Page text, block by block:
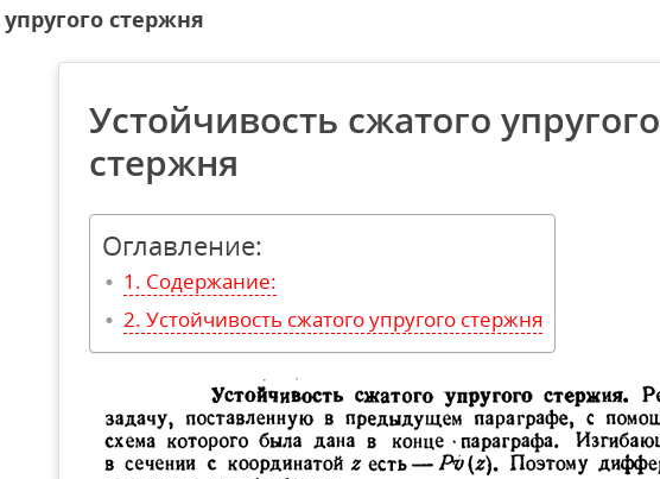
стержня
Устойчивость сжатого упругого
стержня
Оглавление:
Содержание:
Устойчивость сжатого упругого стержня